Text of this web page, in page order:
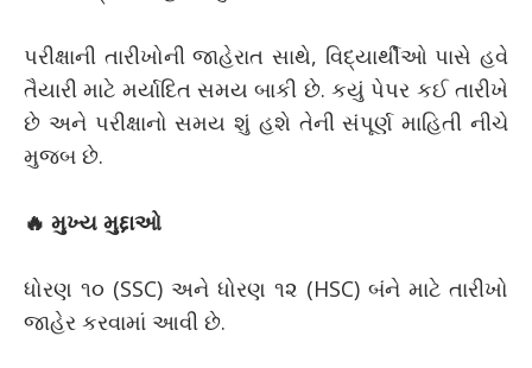
પરીક્ષાની તારીખોની જાહેરાત સાથે, વિદ્યાર્થીઓ પાસે હવે
તૈયારી માટે મર્યાદિત સમય બાકી છે. કયું પેપર કઈ તારીખે
છે અને પરીક્ષાનો સમય શું હશે તેની સંપૂર્ણ માહિતી નીચે
મુજબ છે.
🔥 મુખ્ય મુદ્દાઓ
ધોરણ ૧૦ (SSC) અને ધોરણ ૧૨ (HSC) બંને માટે તારીખો
જાહેર કરવામાં આવી છે.